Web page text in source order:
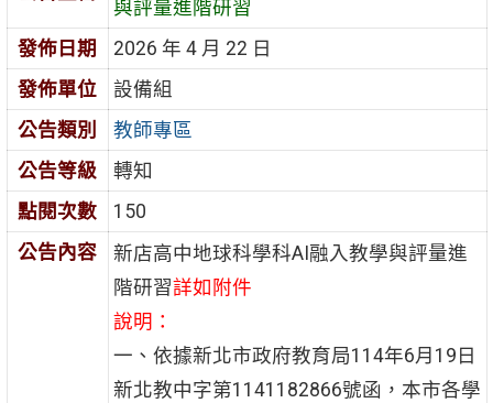
與評量進階研習
發佈日期
2026 年 4 月 22 日
發佈單位
設備組
公告類別
教師專區
公告等級
轉知
點閱次數
150
公告內容
新店高中地球科學科AI融入教學與評量進
階研習詳如附件
說明：
一、依據新北市政府教育局114年6月19日
新北教中字第1141182866號函，本市各學